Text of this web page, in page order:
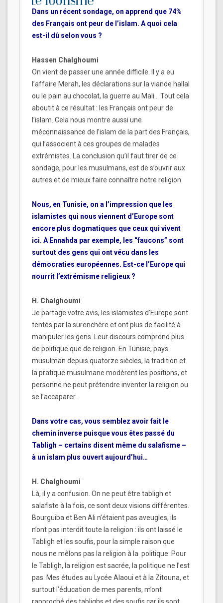
Dans un récent sondage, on apprend que 74%
des Français ont peur de l’islam. A quoi cela
est-il dû selon vous ?
Hassen Chalghoumi
On vient de passer une année difficile. Il y a eu
l’affaire Merah, les déclarations sur la viande hallal
ou le pain au chocolat, la guerre au Mali… Tout cela
aboutit à ce résultat : les Français ont peur de
l’islam. Cela nous montre aussi une
méconnaissance de l’islam de la part des Français,
qui l’associent à ces groupes de malades
extrémistes. La conclusion qu’il faut tirer de ce
sondage, pour les musulmans, est de s’ouvrir aux
autres et de mieux faire connaître notre religion.
Nous, en Tunisie, on a l’impression que les
islamistes qui nous viennent d’Europe sont
encore plus dogmatiques que ceux qui vivent
ici. A Ennahda par exemple, les “faucons” sont
surtout des gens qui ont vécu dans les
démocraties européennes. Est-ce l’Europe qui
nourrit l’extrémisme religieux ?
H. Chalghoumi
Je partage votre avis, les islamistes d’Europe sont
tentés par la surenchère et ont plus de facilité à
manipuler les gens. Leur discours comprend plus
de politique que de religion. En Tunisie, pays
musulman depuis quatorze siècles, la tradition et
la pratique musulmane modèrent les positions, et
personne ne peut prétendre inventer la religion ou
se l’accaparer.
Dans votre cas, vous semblez avoir fait le
chemin inverse puisque vous êtes passé du
Tabligh – certains disent même du salafisme –
à un islam plus ouvert aujourd’hui…
H. Chalghoumi
Là, il y a confusion. On ne peut être tabligh et
salafiste à la fois, ce sont deux visions différentes.
Bourguiba et Ben Ali n’étaient pas aveugles, ils
n’ont pas interdit toute la religion : ils ont laissé le
Tabligh et les soufis, pour la simple raison que
nous ne mêlons pas la religion à la politique. Pour
le Tabligh, la religion est sacrée, la politique ne l’est
pas. Mes études au Lycée Alaoui et à la Zitouna, et
surtout l’éducation de mes parents, m’ont